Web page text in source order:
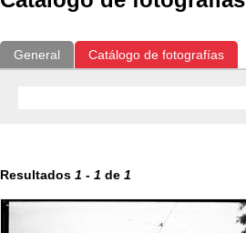
General Catálogo de fotografías
Resultados 1 - 1 de 1